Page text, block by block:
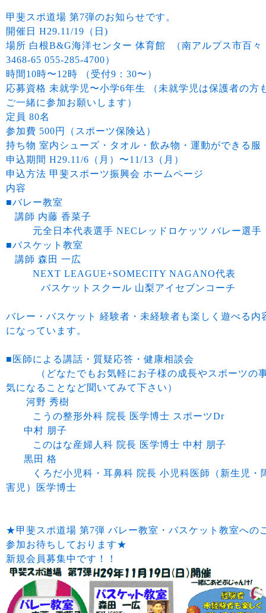
甲斐スポ道場 第7弾のお知らせです。
開催日 H29.11/19（日)
場所 白根B&G海洋センター 体育館 （南アルプス市百々
3468-65 055-285-4700）
時間10時〜12時 （受付9：30〜）
応募資格 未就学児〜小学6年生 （未就学児は保護者の方
ご一緒に参加お願いします）
定員 80名
参加費 500円（スポーツ保険込）
持ち物 室内シューズ・タオル・飲み物・運動ができる服
申込期間 H29.11/6（月）〜11/13（月）
申込方法 甲斐スポーツ振興会 ホームページ
内容
■バレー教室
講師 内藤 香菜子
元全日本代表選手 NECレッドロケッツ バレー選手
■バスケット教室
講師 森田 一広
NEXT LEAGUE+SOMECITY NAGANO代表
バスケットスクール 山梨アイセブンコーチ
バレー・バスケット 経験者・未経験者も楽しく遊べる内
になっています。
■医師による講話・質疑応答・健康相談会
（どなたでもお気軽にお子様の成長やスポーツの
気になることなど聞いてみて下さい）
河野 秀樹
こうの整形外科 院長 医学博士 スポーツDr
中村 朋子
このはな産婦人科 院長 医学博士 中村 朋子
黒田 格
くろだ小児科・耳鼻科 院長 小児科医師（新生児・
害児）医学博士
★甲斐スポ道場 第7弾 バレー教室・バスケット教室への
参加お待ちしております★
新規会員募集中です！！